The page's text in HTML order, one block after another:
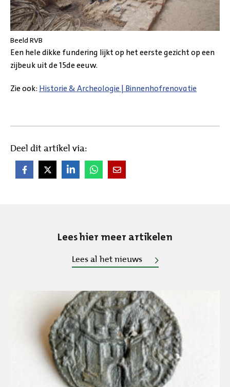
Beeld RVB
Een hele dikke fundering lijkt op het eerste gezicht op een
zijbeuk uit de 15de eeuw.
Zie ook: Historie & Archeologie | Binnenhofrenovatie
Deel dit artikel via:
Lees hier meer artikelen
Lees al het nieuws